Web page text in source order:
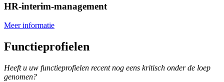
HR-interim-management
Meer informatie
Functieprofielen
Heeft u uw functieprofielen recent nog eens kritisch onder de loep
genomen?